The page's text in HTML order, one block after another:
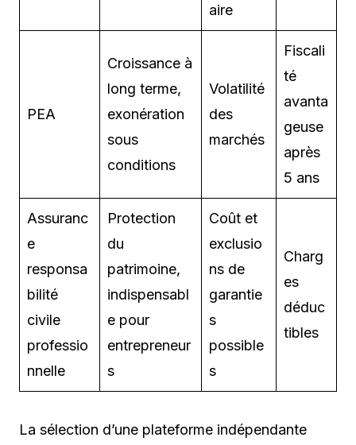
aire
PEA
Croissance à
long terme,
exonération
sous
conditions
Volatilité
des
marchés
Fiscali
té
avanta
geuse
après
5 ans
Assuranc
e
responsa
bilité
civile
professio
nnelle
Protection
du
patrimoine,
indispensabl
e pour
entrepreneur
s
Coût et
exclusio
ns de
garantie
s
possible
s
Charg
es
déduc
tibles
La sélection d’une plateforme indépendante